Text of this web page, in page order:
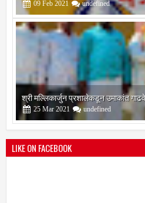
सोलापूर जिल्हा वृत्तपत्र लेखकमंच कडून
09 Feb 2021 undefined
श्री मल्लिकार्जुन प्रशालेकडून उमाकांत गाढवे
25 Mar 2021 undefined